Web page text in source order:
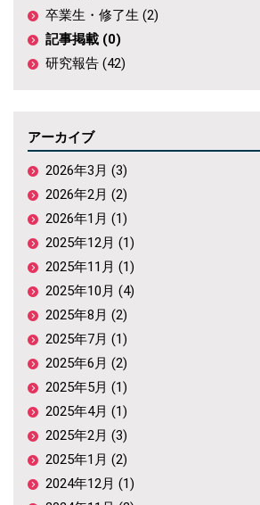
卒業生・修了生 (2)
記事掲載 (0)
研究報告 (42)
アーカイブ
2026年3月 (3)
2026年2月 (2)
2026年1月 (1)
2025年12月 (1)
2025年11月 (1)
2025年10月 (4)
2025年8月 (2)
2025年7月 (1)
2025年6月 (2)
2025年5月 (1)
2025年4月 (1)
2025年2月 (3)
2025年1月 (2)
2024年12月 (1)